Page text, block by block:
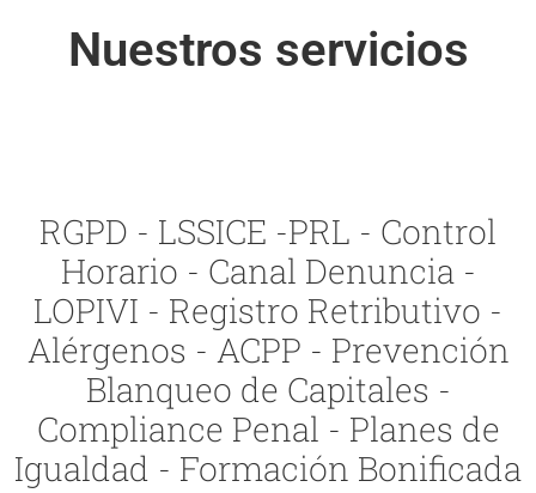
Nuestros servicios
RGPD - LSSICE -PRL - Control
Horario - Canal Denuncia -
LOPIVI - Registro Retributivo -
Alérgenos - ACPP - Prevención
Blanqueo de Capitales -
Compliance Penal - Planes de
Igualdad - Formación Bonificada